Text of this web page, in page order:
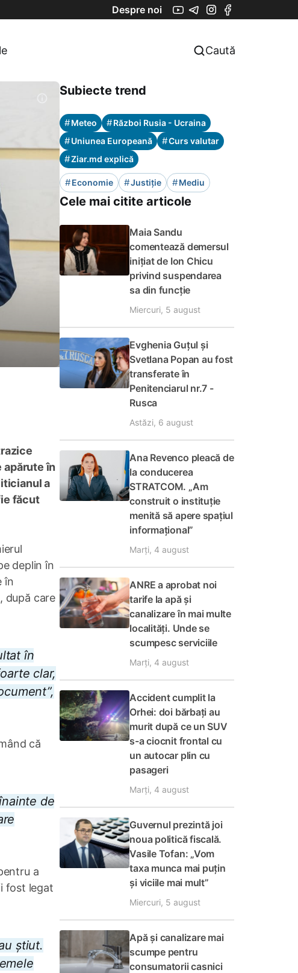
Despre noi
Caută
în
a
făcut
deplin în
în
după care
în
clar,
că
de
a
fost legat
știut.
Subiecte trend
#Meteo #Război Rusia - Ucraina
#Uniunea Europeană #Curs valutar
#Ziar.md explică
#Economie #Justiție #Mediu
Cele mai citite articole
Maia Sandu
comentează demersul
inițiat de Ion Chicu
privind suspendarea
sa din funcție
Miercuri, 5 august
Evghenia Guțul și
Svetlana Popan au fost
transferate în
Penitenciarul nr.7 -
Rusca
Astăzi, 6 august
Ana Revenco pleacă de
la conducerea
STRATCOM. „Am
construit o instituție
menită să apere spațiul
informațional”
Marți, 4 august
ANRE a aprobat noi
tarife la apă și
canalizare în mai multe
localități. Unde se
scumpesc serviciile
Marți, 4 august
Accident cumplit la
Orhei: doi bărbați au
murit după ce un SUV
s-a ciocnit frontal cu
un autocar plin cu
pasageri
Marți, 4 august
Guvernul prezintă joi
noua politică fiscală.
Vasile Tofan: „Vom
taxa munca mai puțin
și viciile mai mult”
Miercuri, 5 august
Apă și canalizare mai
scumpe pentru
consumatorii casnici